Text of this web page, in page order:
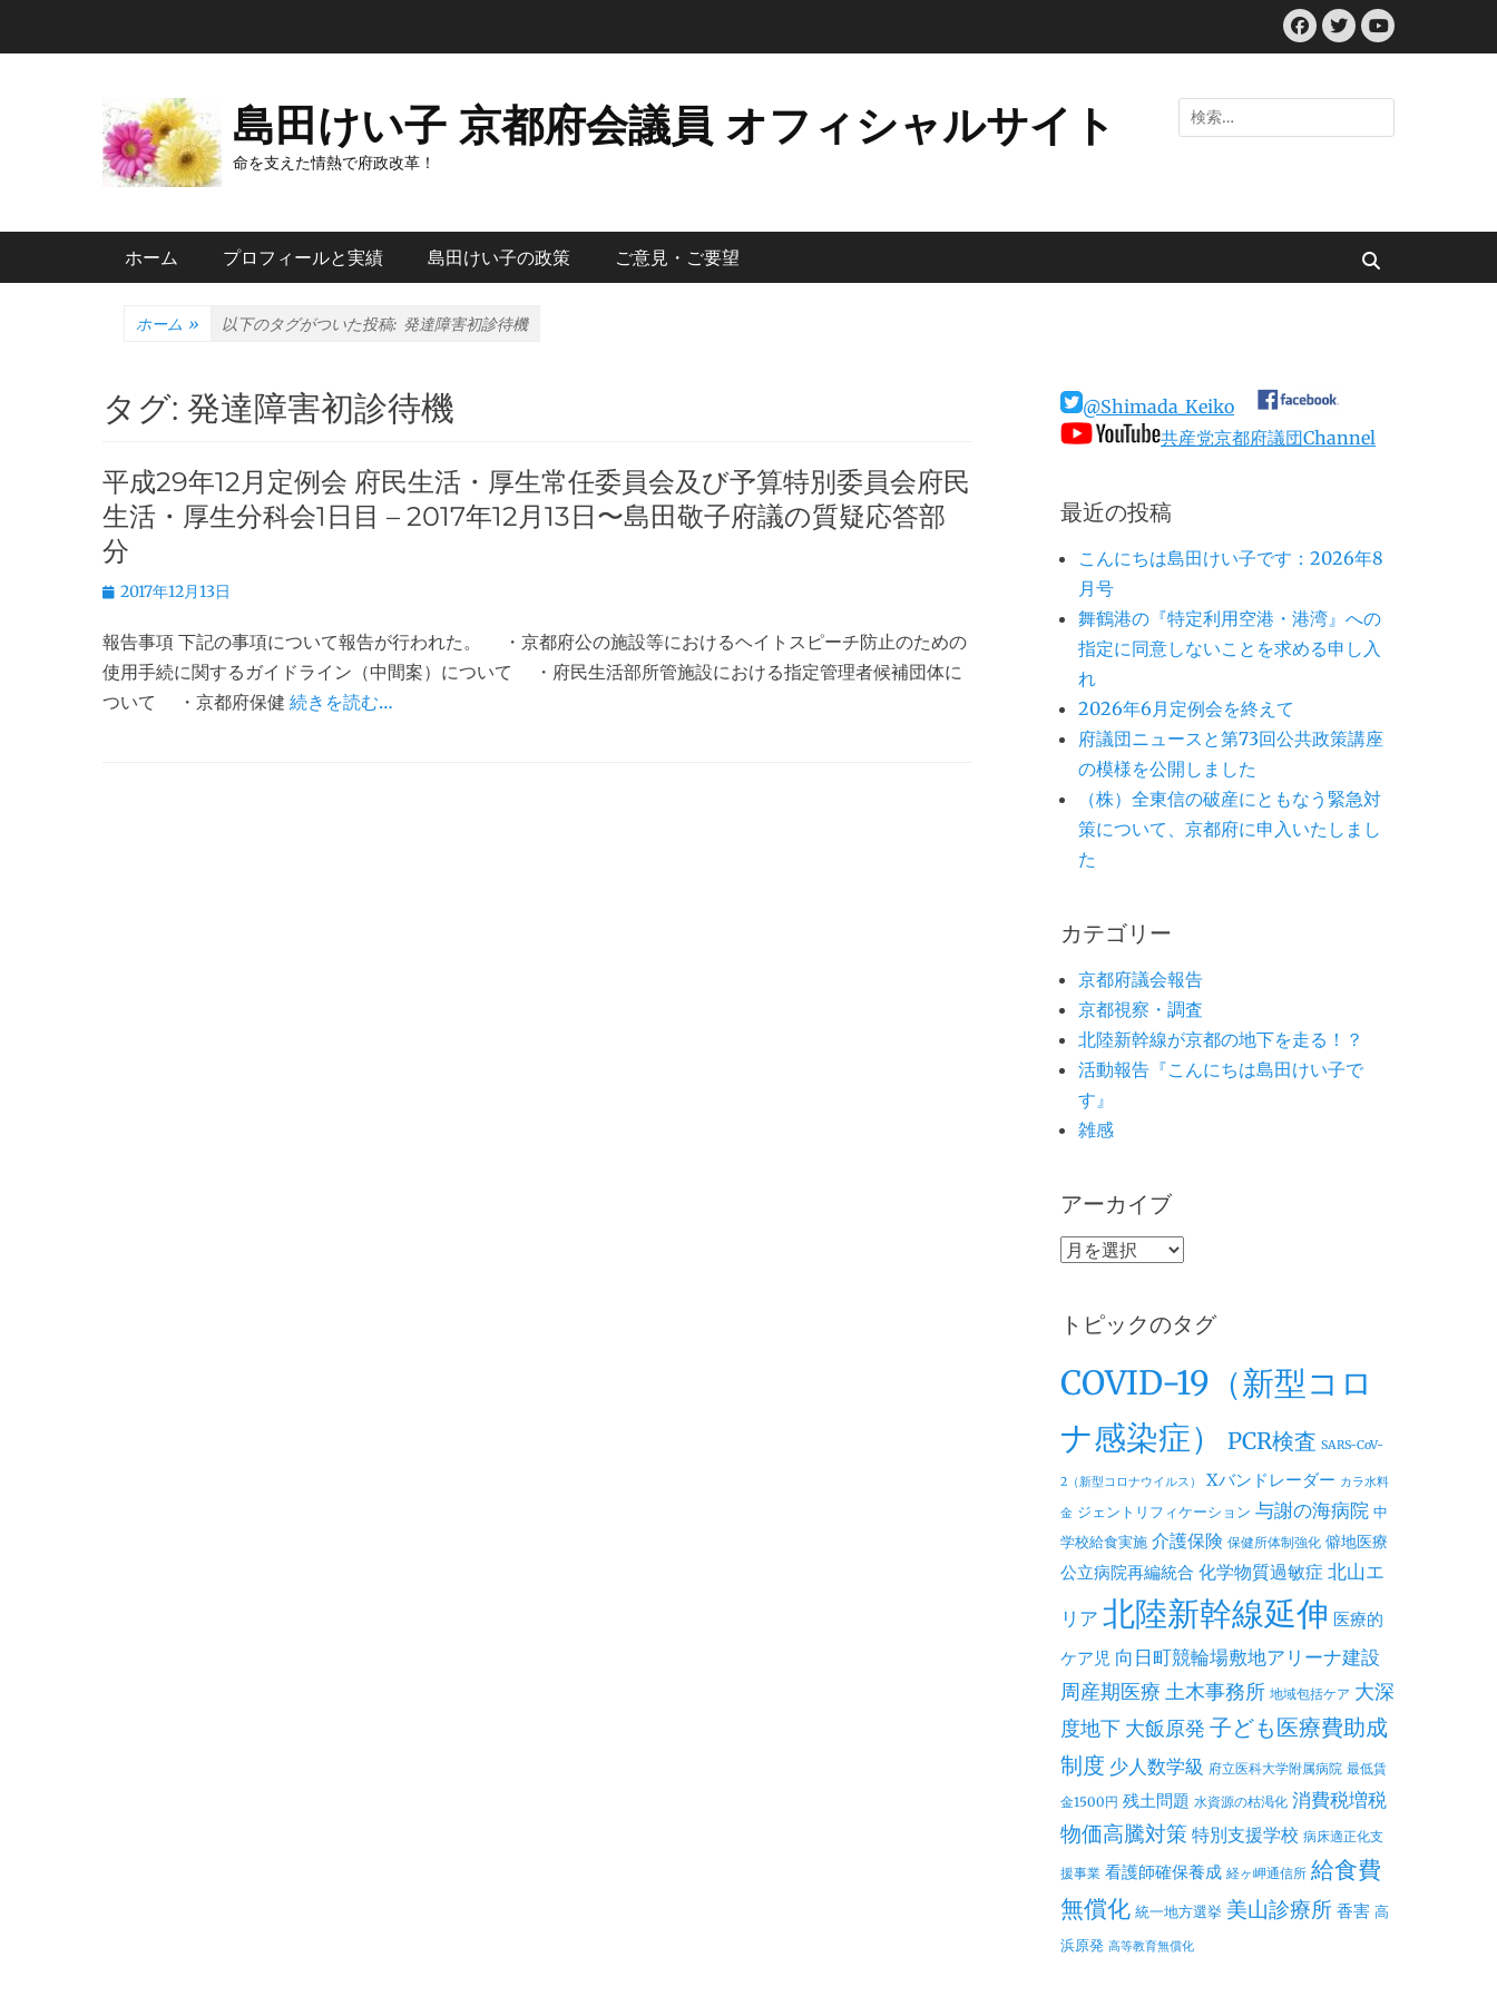
プ
Facebook
Twitter
YouTube
島田けい子 京都府会議員 オフィシャルサイト
命を支えた情熱で府政改革！
検
索:
メインメニュー
ホーム プロフィールと実績 島田けい子の政策 ご意見・ご要望
ホーム » 以下のタグがついた投稿: 発達障害初診待機
タグ: 発達障害初診待機
平成29年12月定例会 府民生活・厚生常任委員会及び予算特別委員会府民
生活・厚生分科会1日目 – 2017年12月13日〜島田敬子府議の質疑応答部
分
投
日
2017年12月13日
報告事項 下記の事項について報告が行われた。 ・京都府公の施設等におけるヘイトスピーチ防止のための
使用手続に関するガイドライン（中間案）について ・府民生活部所管施設における指定管理者候補団体に
ついて ・京都府保健 続きを読む…
@Shimada_Keiko
共産党京都府議団Channel
最近の投稿
こんにちは島田けい子です：2026年8
月号
舞鶴港の『特定利用空港・港湾』への
指定に同意しないことを求める申し入
れ
2026年6月定例会を終えて
府議団ニュースと第73回公共政策講座
の模様を公開しました
（株）全東信の破産にともなう緊急対
策について、京都府に申入いたしまし
た
カテゴリー
京都府議会報告
京都視察・調査
北陸新幹線が京都の地下を走る！？
活動報告『こんにちは島田けい子で
す』
雑感
アーカイブ
ア
イ
ブ
トピックのタグ
COVID-19（新型コロ
ナ感染症）
PCR検査 SARS-CoV-
2（新型コロナウイルス） Xバンドレーダー カラ水料
金 ジェントリフィケーション 与謝の海病院 中
学校給食実施 介護保険 保健所体制強化 僻地医療
公立病院再編統合 化学物質過敏症 北山エ
リア 北陸新幹線延伸 医療的
ケア児 向日町競輪場敷地アリーナ建設
周産期医療 土木事務所 地域包括ケア 大深
度地下 大飯原発 子ども医療費助成
制度 少人数学級 府立医科大学附属病院 最低賃
金1500円 残土問題 水資源の枯渇化 消費税増税
物価高騰対策 特別支援学校 病床適正化支
援事業 看護師確保養成 経ヶ岬通信所 給食費
無償化 統一地方選挙 美山診療所 香害 高
浜原発 高等教育無償化